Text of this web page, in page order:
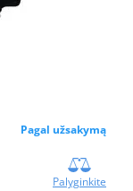
Pagal užsakymą
Palyginkite